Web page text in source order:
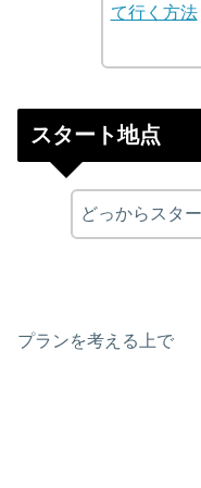
て行く方法
スタート地点
どっからスタ
プランを考える上で